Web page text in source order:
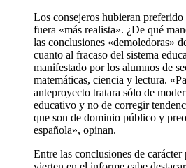
Los consejeros hubieran
fuera «más realista». ¿De qué
las conclusiones «demoledoras»
cuanto al fracaso del sistema
manifestado por los alumnos de
matemáticas, ciencia y lectura.
anteproyecto tratara sólo de
educativo y no de corregir
que son de dominio público y
española», opinan.
Entre las conclusiones de carácter